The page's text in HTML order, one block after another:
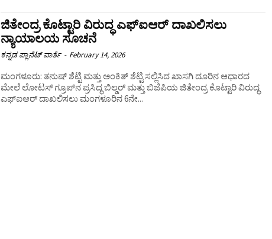
ಜಿತೇಂದ್ರ ಕೊಟ್ಟಾರಿ ವಿರುದ್ಧ ಎಫ್ಐಆರ್ ದಾಖಲಿಸಲು
ನ್ಯಾಯಾಲಯ ಸೂಚನೆ
ಕನ್ನಡ ಪ್ಲಾನೆಟ್ ವಾರ್ತೆ - February 14, 2026
ಮಂಗಳೂರು: ತನುಷ್ ಶೆಟ್ಟಿ ಮತ್ತು ಅಂಕಿತ್ ಶೆಟ್ಟಿ ಸಲ್ಲಿಸಿದ ಖಾಸಗಿ ದೂರಿನ ಆಧಾರದ
ಮೇಲೆ ಲೋಟಸ್ ಗ್ರೂಪ್‌ನ ಪ್ರಸಿದ್ಧ ಬಿಲ್ಡರ್ ಮತ್ತು ಬಿಜೆಪಿಯ ಜಿತೇಂದ್ರ ಕೊಟ್ಟಾರಿ ವಿರುದ್ಧ
ಎಫ್ಐಆರ್ ದಾಖಲಿಸಲು ಮಂಗಳೂರಿನ 6ನೇ...